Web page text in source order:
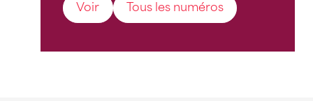
Voir Tous les numéros